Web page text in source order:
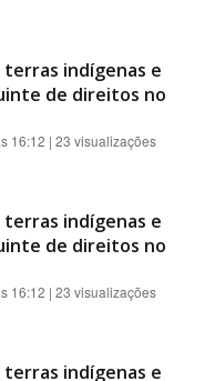
terras indígenas e
de direitos no
16:12 | 23 visualizações
terras indígenas e
de direitos no
16:12 | 23 visualizações
terras indígenas e